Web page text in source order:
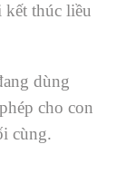
kết thúc liều
dùng
cho con
cùng.